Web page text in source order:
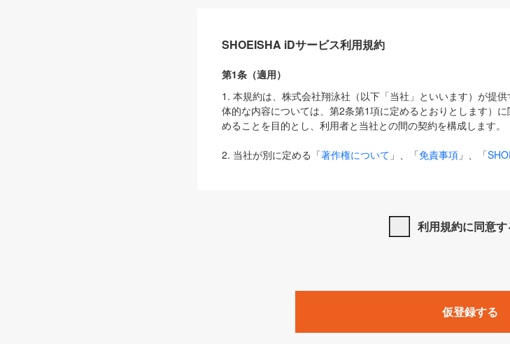
SHOEISHA iDサービス利用規約
第1条（適用）
1. 本規約は、株式会社翔泳社（以下「当社」といいます）が提
体的な内容については、第2条第1項に定めるとおりとします）
めることを目的とし、利用者と当社との間の契約を構成します。
2. 当社が別に定める「著作権について 」、「免責事項 」、「
は、本規約の規定が優先して適用されるものとします。
1. 「本サービス」とは、当社が提供する以下のサービス（名称
みます）及びこれらサービスに関連して当社が実施するイベント
「SEBook」「SEShop」「CodeZine」「MarkeZine」「
利用規約に同意す
仮登録する